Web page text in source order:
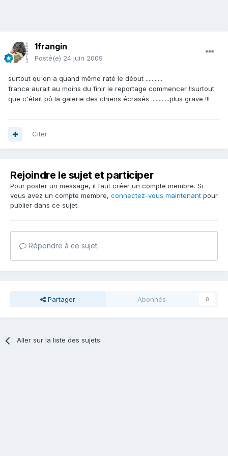
1frangin
Posté(e) 24 juin 2009
surtout qu'on a quand même raté le début ...........
france aurait au moins du finir le reportage commencer !!surtout
que c'était pô la galerie des chiens écrasés ............plus grave !!!
Citer
Rejoindre le sujet et participer
Pour poster un message, il faut créer un compte membre. Si
vous avez un compte membre, connectez-vous maintenant pour
publier dans ce sujet.
Répondre à ce sujet…
Partager Abonnés 0
Aller sur la liste des sujets